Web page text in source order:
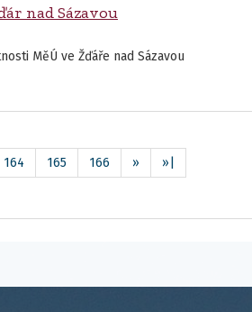
nad Sázavou
MěÚ ve Žďáře nad Sázavou
164 165 166 » »|